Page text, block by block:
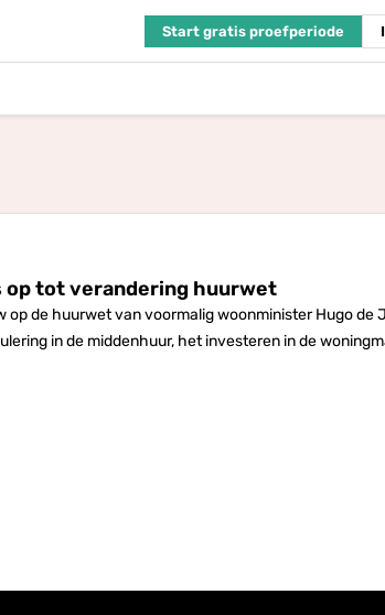
Start gratis proefperiode
op tot verandering huurwet
op de huurwet van voormalig woonminister Hugo de
in de middenhuur, het investeren in de